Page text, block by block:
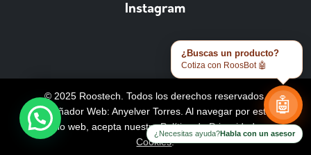
Instagram
© 2025 Roostech. Todos los derechos reservados.
Diseñador Web: Anyelver Torres . Al navegar por este
sitio web, acepta nuestraPolítica de Privacidad y
Cookies.
¿Buscas un producto?
Cotiza con RoosBot 🤖
🤖
¿Necesitas ayuda?Habla con un asesor